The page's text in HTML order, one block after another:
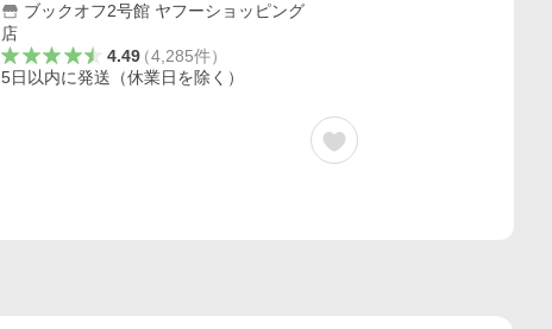
ブックオフ2号館 ヤフーショッピング
店
4.49（4,285件）
5日以内に発送（休業日を除く）